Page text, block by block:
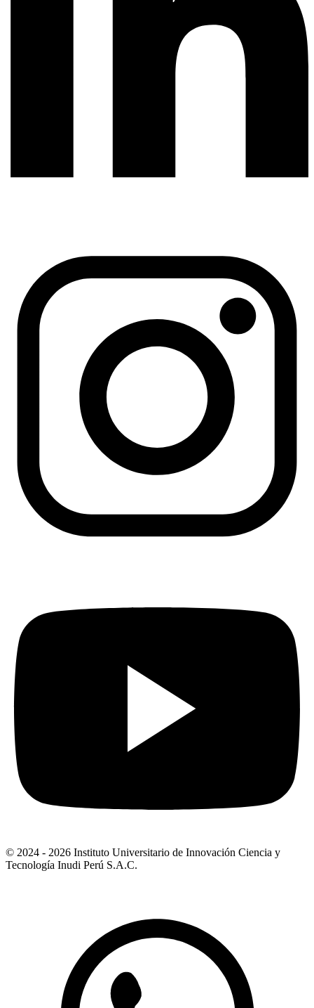
© 2024 - 2026 Instituto Universitario de Innovación Ciencia y
Tecnología Inudi Perú S.A.C.